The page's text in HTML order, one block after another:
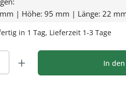
| Höhe: 95 mm | Länge: 22
in 1 Tag, Lieferzeit 1-3 Tage
Anzahl: Gib denIn